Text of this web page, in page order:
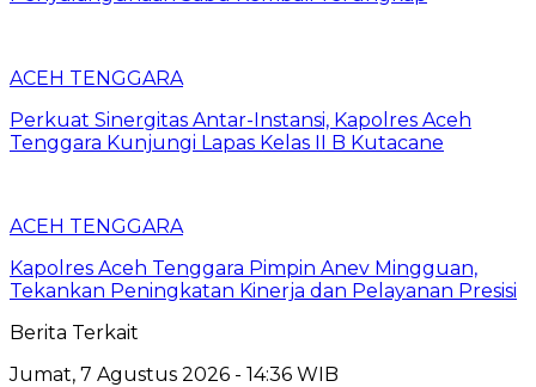
ACEH TENGGARA
Perkuat Sinergitas Antar-Instansi, Kapolres Aceh
Tenggara Kunjungi Lapas Kelas II B Kutacane
ACEH TENGGARA
Kapolres Aceh Tenggara Pimpin Anev Mingguan,
Tekankan Peningkatan Kinerja dan Pelayanan Presisi
Berita Terkait
Jumat, 7 Agustus 2026 - 14:36 WIB